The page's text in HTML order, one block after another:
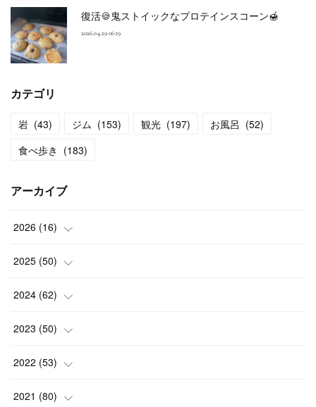
復活🍪鬼ストイックなプロテインスコーン🍯
2026.04.29 06:19
カテゴリ
岩 (43) ジム (153) 観光 (197) お風呂 (52)
食べ歩き (183)
アーカイブ
2026 (16)
(2)
(2)
(3)
(3)
( 3)
2025 (50)
(3)
(4)
(4)
(4)
2024 (62)
(6)
(5)
(6)
2023 (50)
(7)
(5)
2022 (53)
(4)
2021 (80)